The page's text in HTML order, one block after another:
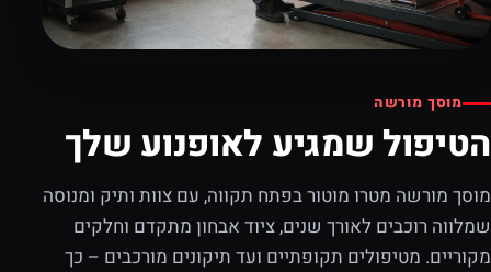
מוסך מורשה
הטיפול שמגיע לאופנוע שלך
מוסך מורשה מטרו מוטור בפתח תקווה, עם צוות ותיק ומנוסה
שמלווה רוכבים לאורך שנים, ציוד אבחון מתקדם וחלקים
מקוריים. מטיפולים תקופתיים ועד תיקונים מורכבים – כך